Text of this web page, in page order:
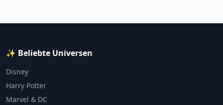
✨ Beliebte Universen
Disney
Harry Potter
Marvel & DC